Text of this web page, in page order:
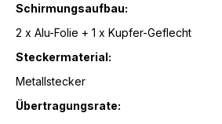
Schirmungsaufbau:
2 x Alu-Folie + 1 x Kupfer-Geflecht
Steckermaterial:
Metallstecker
Übertragungsrate: